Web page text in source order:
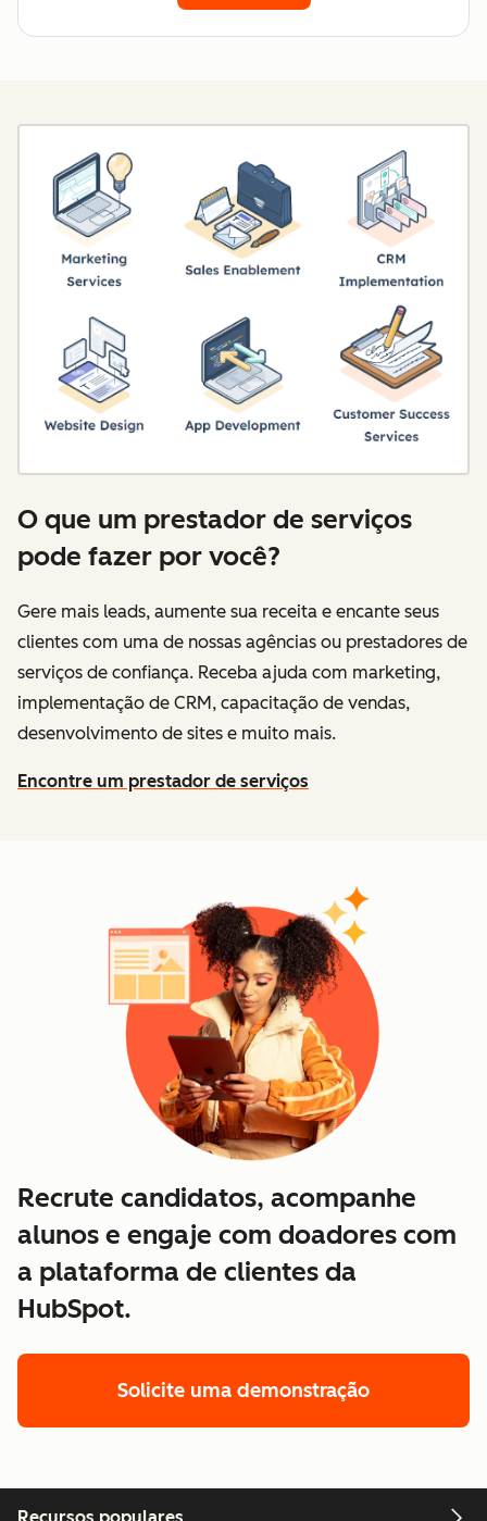
O que um prestador de serviços
pode fazer por você?
Gere mais leads, aumente sua receita e encante seus
clientes com uma de nossas agências ou prestadores de
serviços de confiança. Receba ajuda com marketing,
implementação de CRM, capacitação de vendas,
desenvolvimento de sites e muito mais.
Encontre um prestador de serviços
Recrute candidatos, acompanhe
alunos e engaje com doadores com
a plataforma de clientes da
HubSpot.
Solicite uma demonstração